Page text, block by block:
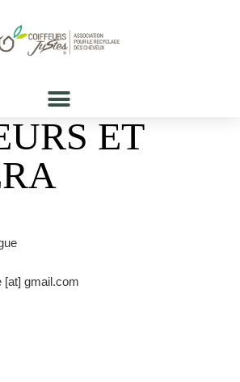
ET
[at] gmail.com